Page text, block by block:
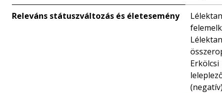
Releváns státuszváltozás és életesemény
Erkölcsi